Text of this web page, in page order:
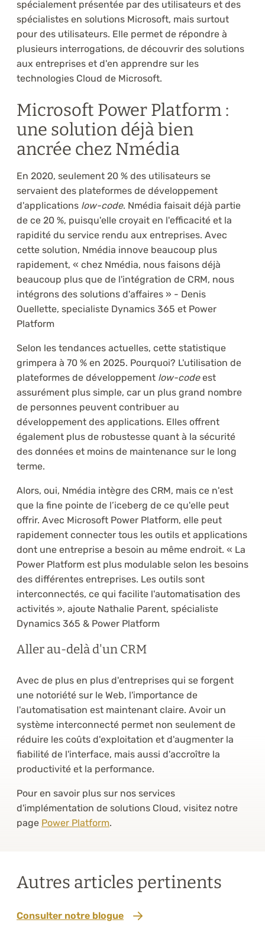
spécialement présentée par des utilisateurs et des
spécialistes en solutions Microsoft, mais surtout
pour des utilisateurs. Elle permet de répondre à
plusieurs interrogations, de découvrir des solutions
aux entreprises et d'en apprendre sur les
technologies Cloud de Microsoft.
Microsoft Power Platform :
une solution déjà bien
ancrée chez Nmédia
En 2020, seulement 20 % des utilisateurs se
servaient des plateformes de développement
d'applications low-code. Nmédia faisait déjà partie
de ce 20 %, puisqu'elle croyait en l'efficacité et la
rapidité du service rendu aux entreprises. Avec
cette solution, Nmédia innove beaucoup plus
rapidement, « chez Nmédia, nous faisons déjà
beaucoup plus que de l'intégration de CRM, nous
intégrons des solutions d'affaires » - Denis
Ouellette, specialiste Dynamics 365 et Power
Platform
Selon les tendances actuelles, cette statistique
grimpera à 70 % en 2025. Pourquoi? L'utilisation de
plateformes de développement low-codeest
assurément plus simple, car un plus grand nombre
de personnes peuvent contribuer au
développement des applications. Elles offrent
également plus de robustesse quant à la sécurité
des données et moins de maintenance sur le long
terme.
Alors, oui, Nmédia intègre des CRM, mais ce n'est
que la fine pointe de l’iceberg de ce qu'elle peut
offrir. Avec Microsoft Power Platform, elle peut
rapidement connecter tous les outils et applications
dont une entreprise a besoin au même endroit. « La
Power Platform est plus modulable selon les besoins
des différentes entreprises. Les outils sont
interconnectés, ce qui facilite l'automatisation des
activités », ajoute Nathalie Parent, spécialiste
Dynamics 365 & Power Platform
Aller au-delà d'un CRM
Avec de plus en plus d'entreprises qui se forgent
une notoriété sur le Web, l'importance de
l'automatisation est maintenant claire. Avoir un
système interconnecté permet non seulement de
réduire les coûts d'exploitation et d'augmenter la
fiabilité de l'interface, mais aussi d'accroître la
productivité et la performance.
Pour en savoir plus sur nos services
d'implémentation de solutions Cloud, visitez notre
page Power Platform.
Autres articles pertinents
Consulter notre blogue